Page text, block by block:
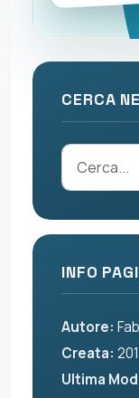
CERCA
INFO
Autore:
Creata:
Ultima